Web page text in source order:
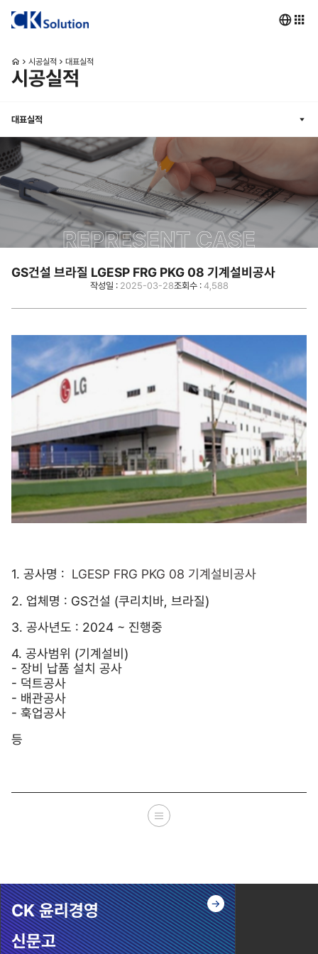
시공실적 대표실적
시공실적
대표실적
REPRESENT CASE
GS건설 브라질 LGESP FRG PKG 08 기계설비공사
작성일 : 2025-03-28조회수 : 4,588
1. 공사명 : LGESP FRG PKG 08 기계설비공사
2. 업체명 : GS건설 (쿠리치바, 브라질)
3. 공사년도 : 2024 ~ 진행중
4. 공사범위 (기계설비)
- 장비 납품 설치 공사
- 덕트공사
- 배관공사
- 훅업공사
등
CK 윤리경영
신문고